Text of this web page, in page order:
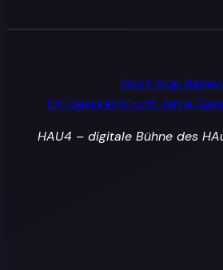
Don’t Stop
Ein Gespräch zu 15 Jahre
HAU4 – digitale Bühne des